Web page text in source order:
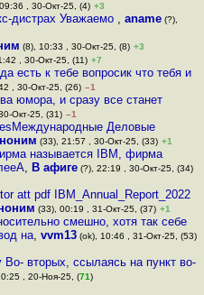
, 30-Окт-25, (4) +3
дистрах Уважаемо ,aname (?),
(8), 10:33 , 30-Окт-25, (8) +3
, 30-Окт-25, (11) +7
есть к тебе вопросик что тебя и
, 30-Окт-25, (26) –1
юмора, и сразу все станет
Окт-25, (31) –1
Деловые
(33), 21:57 , 30-Окт-25, (33) +1
называется IBM, фирма
, В афиге (?), 22:19 , 30-Окт-25, (34)
att pdf IBM_Annual_Report_2022
(33), 00:19 , 31-Окт-25, (37) +1
смешно, хотя так себе
на, vvm13(ok), 10:46 , 31-Окт-25, (53)
Во- вторых, ссылаясь на пункт во-
, 20-Ноя-25, (71)